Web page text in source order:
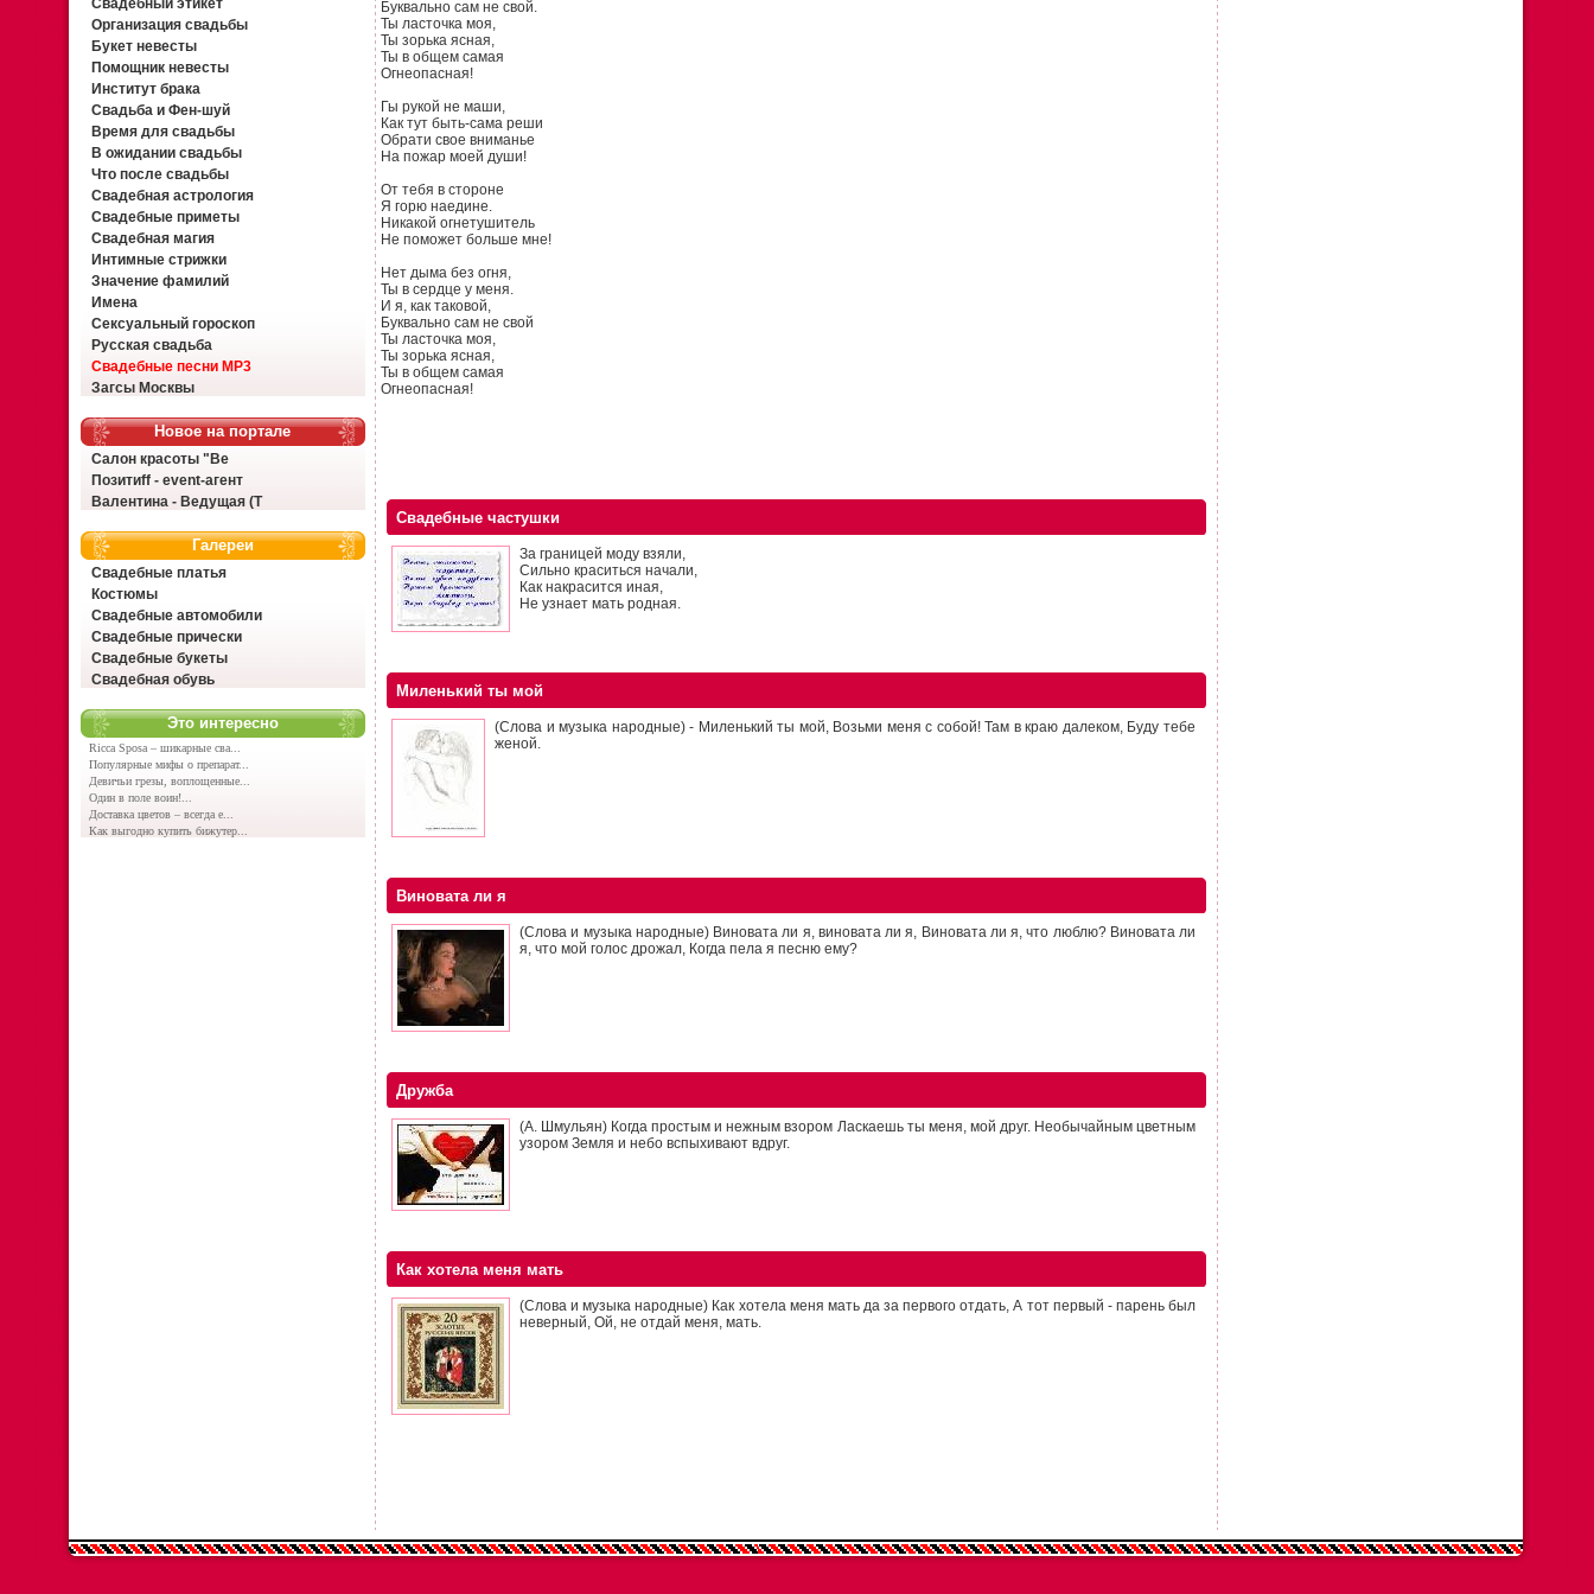
Свадебный этикет
Организация свадьбы
Букет невесты
Помощник невесты
Институт брака
Свадьба и Фен-шуй
Время для свадьбы
В ожидании свадьбы
Что после свадьбы
Свадебная астрология
Свадебные приметы
Свадебная магия
Интимные стрижки
Значение фамилий
Имена
Сексуальный гороскоп
Русская свадьба
Свадебные песни MP3
Загсы Москвы
Новое на портале
Салон красоты "Ве
Позитиff - event-агент
Валентина - Ведущая (Т
Галереи
Свадебные платья
Костюмы
Свадебные автомобили
Свадебные прически
Свадебные букеты
Свадебная обувь
Это интересно
Ricca Sposa – шикарные сва...
Популярные мифы о препарат...
Девичьи грезы, воплощенные...
Один в поле воин!...
Доставка цветов – всегда е...
Как выгодно купить бижутер...
Буквально сам не свой.
Ты ласточка моя,
Ты зорька ясная,
Ты в общем самая
Огнеопасная!
Гы рукой не маши,
Как тут быть-сама реши
Обрати свое вниманье
На пожар моей души!
От тебя в стороне
Я горю наедине.
Никакой огнетушитель
Не поможет больше мне!
Нет дыма без огня,
Ты в сердце у меня.
И я, как таковой,
Буквально сам не свой
Ты ласточка моя,
Ты зорька ясная,
Ты в общем самая
Огнеопасная!
Свадебные частушки
За границей моду взяли,
Сильно краситься начали,
Как накрасится иная,
Не узнает мать родная.
Миленький ты мой
(Слова и музыка народные) - Миленький ты мой, Возьми меня с собой! Там в краю далеком, Буду тебе
женой.
Виновата ли я
(Слова и музыка народные) Виновата ли я, виновата ли я, Виновата ли я, что люблю? Виновата ли
я, что мой голос дрожал, Когда пела я песню ему?
Дружба
(А. Шмульян) Когда простым и нежным взором Ласкаешь ты меня, мой друг. Необычайным цветным
узором Земля и небо вспыхивают вдруг.
Как хотела меня мать
(Слова и музыка народные) Как хотела меня мать да за первого отдать, А тот первый - парень был
неверный, Ой, не отдай меня, мать.